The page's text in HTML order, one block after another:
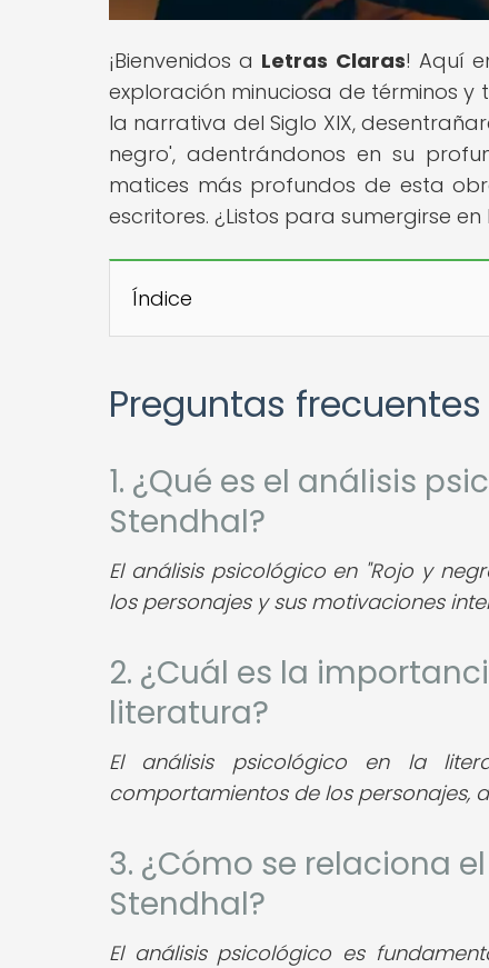
¡Bienvenidos a Letras Claras! Aquí
exploración minuciosa de términos y
la narrativa del Siglo XIX,
negro', adentrándonos en su
matices más profundos de esta
escritores. ¿Listos para sumergirse
Índice
Preguntas frecuentes
1. ¿Qué es el análisis
Stendhal?
El análisis psicológico en "Rojo y
los personajes y sus motivaciones
2. ¿Cuál es la
literatura?
El análisis psicológico en la
comportamientos de los personajes,
3. ¿Cómo se relaciona
Stendhal?
El análisis psicológico es